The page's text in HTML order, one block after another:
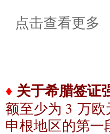
点击查看更多
♦ 关于希腊签证
额至少为 3 万欧
申根地区的第一